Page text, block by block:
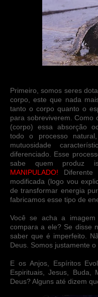
Primeiro, somos seres
corpo, este que nada
tanto o corpo quanto o
para sobreviverem. Como
(corpo) essa absorção
todo o processo
mutuosidade
diferenciado. Esse
sabe quem produz
MANIPULADO! Diferente
modificada (logo vou
de transformar energia
fabricamos esse tipo de
Você se acha a
compara a ele? Se disse
saber que é imperfeito.
Deus. Somos justamente
E os Anjos, Espíritos
Espirituais, Jesus, Buda,
Deus? Alguns até dizem